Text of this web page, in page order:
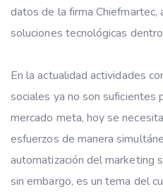
datos de la firma
soluciones tecnológicas
En la actualidad actividades
sociales ya no son suficientes
mercado meta, hoy se
esfuerzos de manera
automatización del marketing
sin embargo, es un tema del